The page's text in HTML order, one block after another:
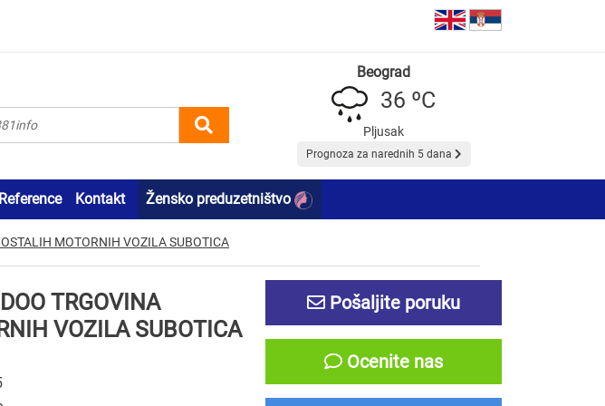
Beograd
36 ºC
Pljusak
Prognoza za narednih 5 dana
Reference Kontakt Žensko preduzetništvo
MOTORNIH VOZILA SUBOTICA
TRGOVINA
VOZILA SUBOTICA
Pošaljite poruku
Ocenite nas